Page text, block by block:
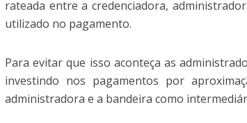
rateada entre a credenciadora,
utilizado no pagamento.
Para evitar que isso aconteça as
investindo nos pagamentos por
administradora e a bandeira como